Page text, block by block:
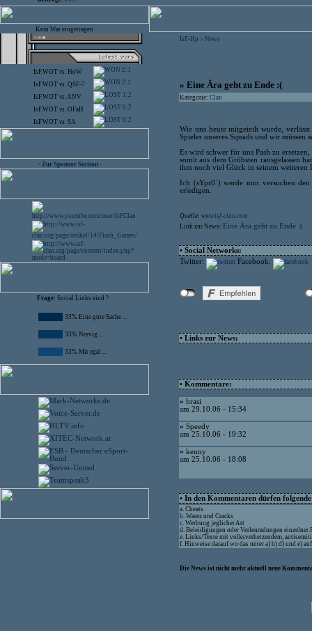
Kein War eingetragen
IsF.WOT vs. HoW 2:1
IsF.WOT vs. QSF-7 2:1
IsF.WOT vs.ANV 1:2
IsF.WOT vs. OFaH 0:2
IsF.WOT vs. SA 0:2
- Zur Sponsor Section -
Frage: Social Links sind ?
33% Eine gute Sache ...
33% Nervig ...
33% Mir egal ...
IsF-Hp > News
» Eine Ära geht zu Ende :(
Kategorie: Clan
Wie uns heute mitgeteilt wurde,
Spieler unseres Squads und wir
Es wird schwer für uns Pash zu
somit aus dem Gröbsten rausgelassen
ihm noch viel Glück in seinem weiteren
Ich (sYpr0`) werde nun versuchen
erledigen.
Quelle: www.isf-clan.com
Link zur News: Eine Ära geht zu Ende :(
• Social Networks:
Twitter:
Facebook:
• Links zur News:
• Kommentare:
» brasi
am 29.10.06 - 15:34
» Speedy
am 25.10.06 - 19:32
» kenny
am 25.10.06 - 18:08
• In den Kommentaren dürfen
a. Cheats
b. Warez und Cracks
c. Werbung jeglicher Art
d. Beleidigungen oder Verleumdungen einzelner
e. Links/Texte mit volksverhetzendem,
f. Hinweise darauf wo das unter a) b) d) und e)
Die News ist nicht mehr aktuell neue